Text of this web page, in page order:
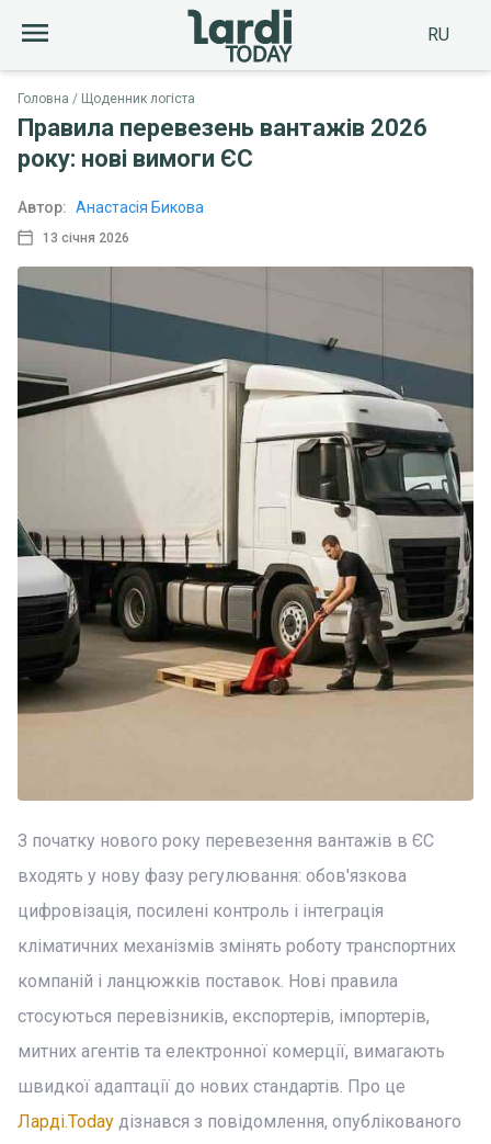
RU
Головна Щоденник логіста
Правила перевезень вантажів 2026
року: нові вимоги ЄС
13 січня 2026
Автор: Анастасія Бикова
З початку нового року перевезення вантажів в ЄС
входять у нову фазу регулювання: обов'язкова
цифровізація, посилені контроль і інтеграція
кліматичних механізмів змінять роботу транспортних
компаній і ланцюжків поставок. Нові правила
стосуються перевізників, експортерів, імпортерів,
митних агентів та електронної комерції, вимагають
швидкої адаптації до нових стандартів. Про це
Ларді.Today дізнався з повідомлення, опублікованого